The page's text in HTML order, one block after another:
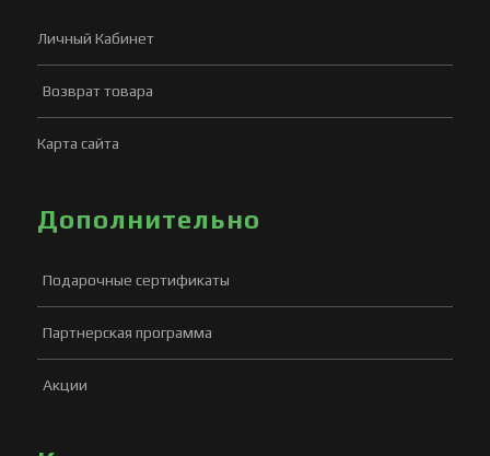
Личный Кабинет
Возврат товара
Карта сайта
Дополнительно
Подарочные сертификаты
Партнерская программа
Акции